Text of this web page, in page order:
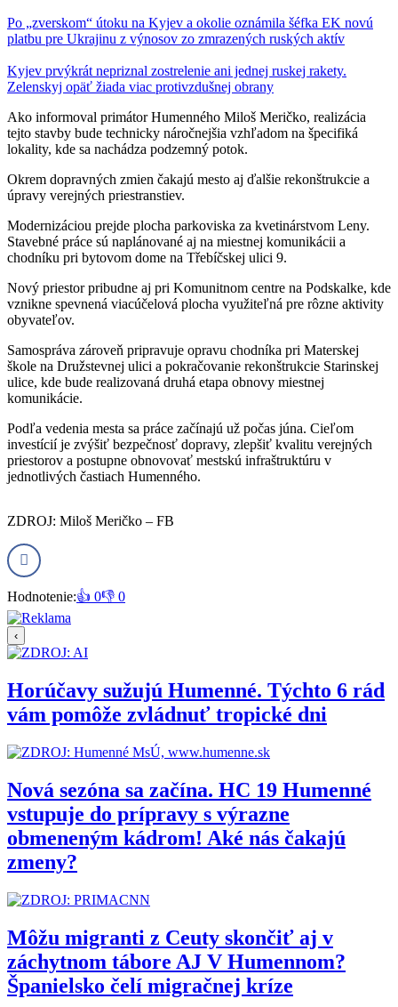
Po „zverskom“ útoku na Kyjev a okolie oznámila šéfka EK novú
platbu pre Ukrajinu z výnosov zo zmrazených ruských aktív
Kyjev prvýkrát nepriznal zostrelenie ani jednej ruskej rakety.
Zelenskyj opäť žiada viac protivzdušnej obrany
Ako informoval primátor Humenného Miloš Meričko, realizácia
tejto stavby bude technicky náročnejšia vzhľadom na špecifiká
lokality, kde sa nachádza podzemný potok.
Okrem dopravných zmien čakajú mesto aj ďalšie rekonštrukcie a
úpravy verejných priestranstiev.
Modernizáciou prejde plocha parkoviska za kvetinárstvom Leny.
Stavebné práce sú naplánované aj na miestnej komunikácii a
chodníku pri bytovom dome na Třebíčskej ulici 9.
Nový priestor pribudne aj pri Komunitnom centre na Podskalke, kde
vznikne spevnená viacúčelová plocha využiteľná pre rôzne aktivity
obyvateľov.
Samospráva zároveň pripravuje opravu chodníka pri Materskej
škole na Družstevnej ulici a pokračovanie rekonštrukcie Starinskej
ulice, kde bude realizovaná druhá etapa obnovy miestnej
komunikácie.
Podľa vedenia mesta sa práce začínajú už počas júna. Cieľom
investícií je zvýšiť bezpečnosť dopravy, zlepšiť kvalitu verejných
priestorov a postupne obnovovať mestskú infraštruktúru v
jednotlivých častiach Humenného.
ZDROJ: Miloš Meričko – FB
Hodnotenie:👍 0👎 0
‹
Horúčavy sužujú Humenné. Týchto 6 rád
vám pomôže zvládnuť tropické dni
Nová sezóna sa začína. HC 19 Humenné
vstupuje do prípravy s výrazne
obmeneným kádrom! Aké nás čakajú
zmeny?
Môžu migranti z Ceuty skončiť aj v
záchytnom tábore AJ V Humennom?
Španielsko čelí migračnej kríze